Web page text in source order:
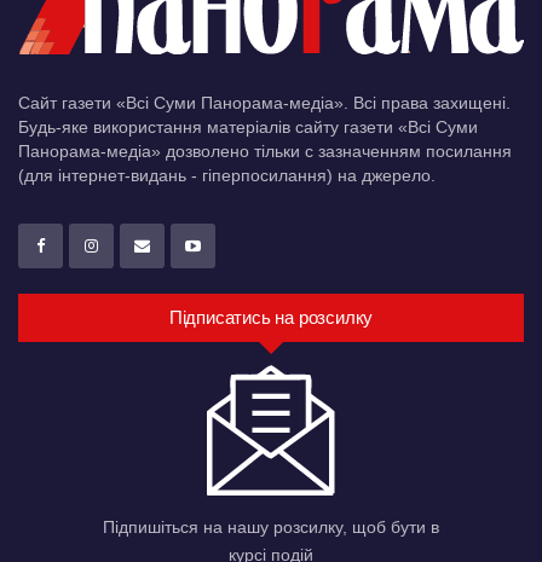
Сайт газети «Всі Суми Панорама-медіа». Всі права захищені.
Будь-яке використання матеріалів сайту газети «Всі Суми
Панорама-медіа» дозволено тільки c зазначенням посилання
(для інтернет-видань - гіперпосилання) на джерело.
Підписатись на розсилку
Підпишіться на нашу розсилку, щоб бути в
курсі подій